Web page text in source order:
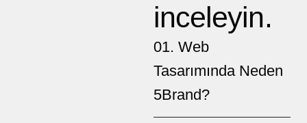
inceleyin.
01. Web
Tasarımında Neden
5Brand?